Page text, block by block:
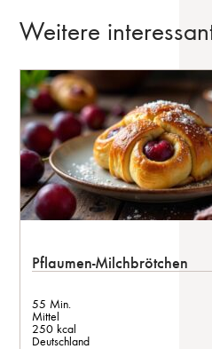
Weitere
Pflaumen-Milchbrötchen
55 Min.
Mittel
250 kcal
Deutschland